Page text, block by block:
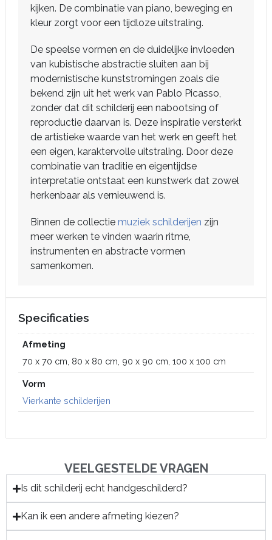
kijken. De combinatie van piano, beweging en
kleur zorgt voor een tijdloze uitstraling.
De speelse vormen en de duidelijke invloeden
van kubistische abstractie sluiten aan bij
modernistische kunststromingen zoals die
bekend zijn uit het werk van Pablo Picasso,
zonder dat dit schilderij een nabootsing of
reproductie daarvan is. Deze inspiratie versterkt
de artistieke waarde van het werk en geeft het
een eigen, karaktervolle uitstraling. Door deze
combinatie van traditie en eigentijdse
interpretatie ontstaat een kunstwerk dat zowel
herkenbaar als vernieuwend is.
Binnen de collectie muziek schilderijen zijn
meer werken te vinden waarin ritme,
instrumenten en abstracte vormen
samenkomen.
Specificaties
Afmeting
70 x 70 cm, 80 x 80 cm, 90 x 90 cm, 100 x 100 cm
Vorm
Vierkante schilderijen
VEELGESTELDE VRAGEN
Is dit schilderij echt handgeschilderd?
Kan ik een andere afmeting kiezen?